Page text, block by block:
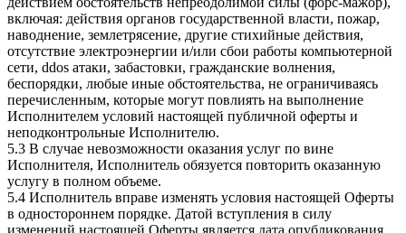
включая: действия органов государственной власти, пожар,
наводнение, землетрясение, другие стихийные действия,
отсутствие электроэнергии и/или сбои работы компьютерной
сети, ddos атаки, забастовки, гражданские волнения,
беспорядки, любые иные обстоятельства, не ограничиваясь
перечисленным, которые могут повлиять на выполнение
Исполнителем условий настоящей публичной оферты и
неподконтрольные Исполнителю.
5.3 В случае невозможности оказания услуг по вине
Исполнителя, Исполнитель обязуется повторить оказанную
услугу в полном объеме.
5.4 Исполнитель вправе изменять условия настоящей Оферты
в одностороннем порядке. Датой вступления в силу
изменений настоящей Оферты является дата опубликования